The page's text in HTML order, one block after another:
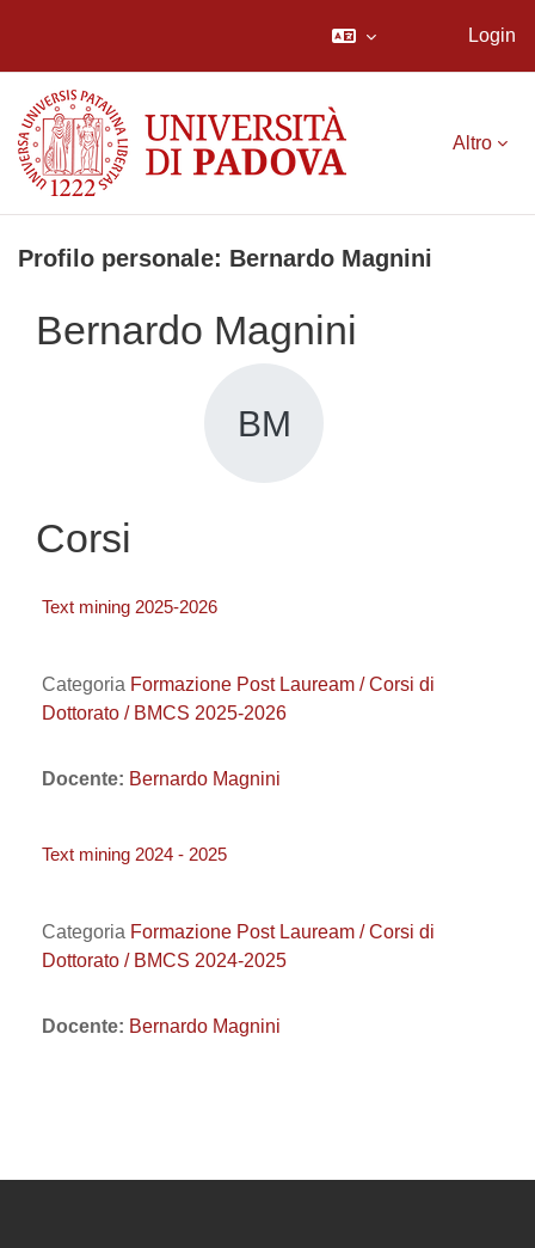
Login
Altro
Profilo personale: Bernardo Magnini
Bernardo Magnini
BM
Corsi
Text mining 2025-2026
Categoria Formazione Post Lauream / Corsi di
Dottorato / BMCS 2025-2026
Docente: Bernardo Magnini
Text mining 2024 - 2025
Categoria Formazione Post Lauream / Corsi di
Dottorato / BMCS 2024-2025
Docente: Bernardo Magnini